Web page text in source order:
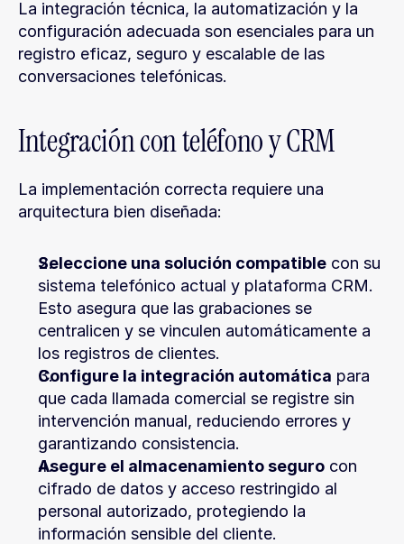
La integración técnica, la automatización y la
configuración adecuada son esenciales para un
registro eficaz, seguro y escalable de las
conversaciones telefónicas.
Integración con teléfono y CRM
La implementación correcta requiere una
arquitectura bien diseñada:
Seleccione una solución compatible con su
sistema telefónico actual y plataforma CRM.
Esto asegura que las grabaciones se
centralicen y se vinculen automáticamente a
los registros de clientes.
Configure la integración automática para
que cada llamada comercial se registre sin
intervención manual, reduciendo errores y
garantizando consistencia.
Asegure el almacenamiento seguro con
cifrado de datos y acceso restringido al
personal autorizado, protegiendo la
información sensible del cliente.